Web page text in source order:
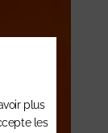
plus
les